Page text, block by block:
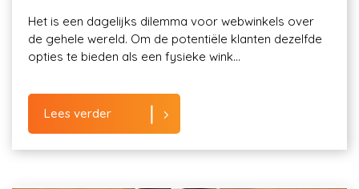
Het is een dagelijks dilemma voor webwinkels over
de gehele wereld. Om de potentiële klanten dezelfde
opties te bieden als een fysieke wink...
Lees verder